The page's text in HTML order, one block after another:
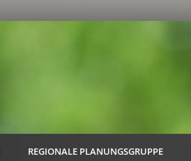
REGIONALE PLANUNGSGRUPPE